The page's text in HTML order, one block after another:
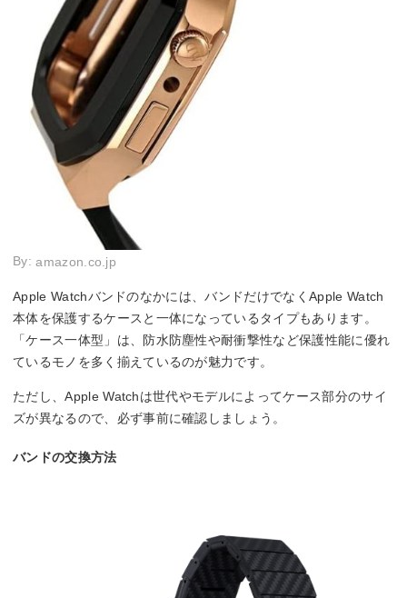
By:amazon.co.jp
Apple Watchバンドのなかには、バンドだけでなくApple Watch
本体を保護するケースと一体になっているタイプもあります。
「ケース一体型」は、防水防塵性や耐衝撃性など保護性能に優れ
ているモノを多く揃えているのが魅力です。
ただし、Apple Watchは世代やモデルによってケース部分のサイ
ズが異なるので、必ず事前に確認しましょう。
バンドの交換方法